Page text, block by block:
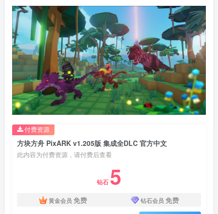
方块方舟 PixARK v1.205版 集成全DLC 官方中文
此内容为付费资源，请付费后查看
钻石 5
黄金会员 免费 钻石会员 免费
付费资源